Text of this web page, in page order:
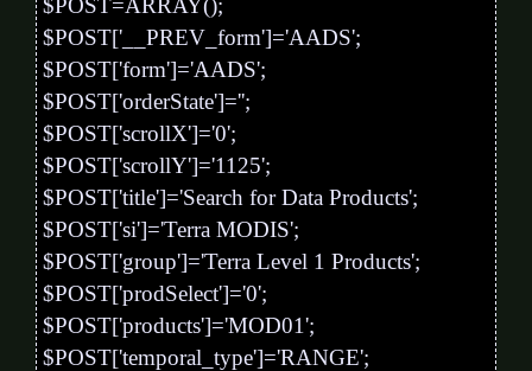
$POST=ARRAY();
$POST['__PREV_form']='AADS';
$POST['form']='AADS';
$POST['orderState']='';
$POST['scrollX']='0';
$POST['scrollY']='1125';
$POST['title']='Search for Data Products';
$POST['si']='Terra MODIS';
$POST['group']='Terra Level 1 Products';
$POST['prodSelect']='0';
$POST['products']='MOD01';
$POST['temporal_type']='RANGE';